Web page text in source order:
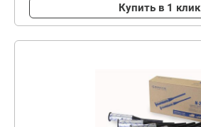
Купить в 1 клик